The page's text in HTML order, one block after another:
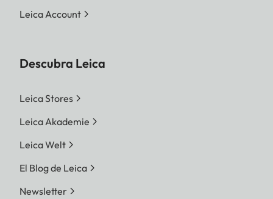
Leica Account
Descubra Leica
Leica Stores
Leica Akademie
Leica Welt
El Blog de Leica
Newsletter